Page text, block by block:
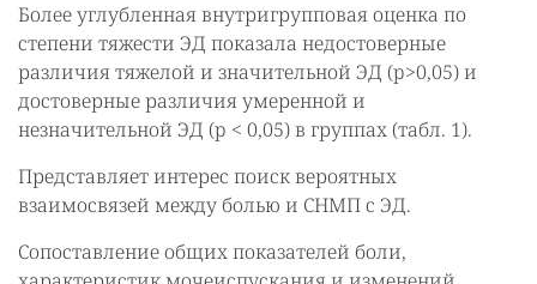
Более углубленная внутригрупповая оценка по
степени тяжести ЭД показала недостоверные
различия тяжелой и значительной ЭД (p>0,05) и
достоверные различия умеренной и
незначительной ЭД (p < 0,05) в группах (табл. 1).
Представляет интерес поиск вероятных
взаимосвязей между болью и СНМП с ЭД.
Сопоставление общих показателей боли,